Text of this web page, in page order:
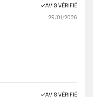
AVIS VÉRIFIÉ
29/01/2026
AVIS VÉRIFIÉ